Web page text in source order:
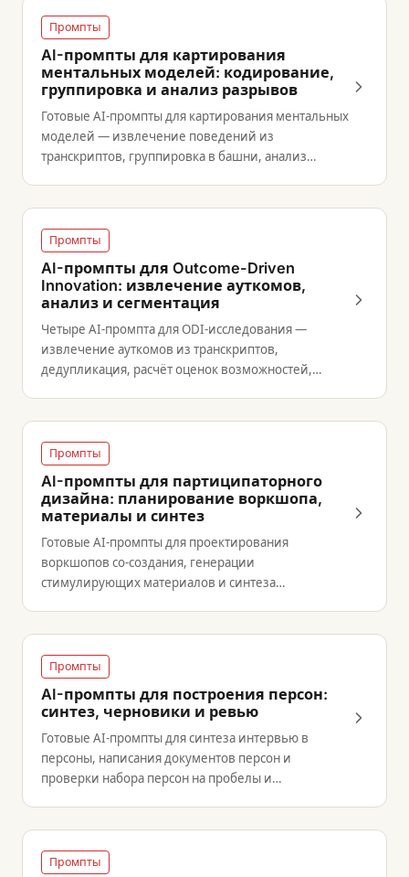
Промпты
AI-промпты для картирования
ментальных моделей: кодирование,
группировка и анализ разрывов
Готовые AI-промпты для картирования ментальных
моделей — извлечение поведений из
транскриптов, группировка в башни, анализ
Промпты
AI-промпты для Outcome-Driven
Innovation: извлечение ауткомов,
анализ и сегментация
Четыре AI-промпта для ODI-исследования —
извлечение ауткомов из транскриптов,
дедупликация, расчёт оценок возможностей,
Промпты
AI-промпты для партиципаторного
дизайна: планирование воркшопа,
материалы и синтез
Готовые AI-промпты для проектирования
воркшопов со-создания, генерации
стимулирующих материалов и синтеза
Промпты
AI-промпты для построения персон:
синтез, черновики и ревью
Готовые AI-промпты для синтеза интервью в
персоны, написания документов персон и
проверки набора персон на пробелы и
Промпты